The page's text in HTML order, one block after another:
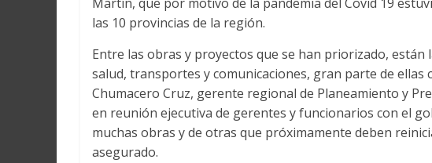
las 10 provincias de la región.
Entre las obras y proyectos que se han priorizado,
salud, transportes y comunicaciones, gran parte de
Chumacero Cruz, gerente regional de Planeamiento y
en reunión ejecutiva de gerentes y funcionarios con el
muchas obras y de otras que próximamente deben
asegurado.